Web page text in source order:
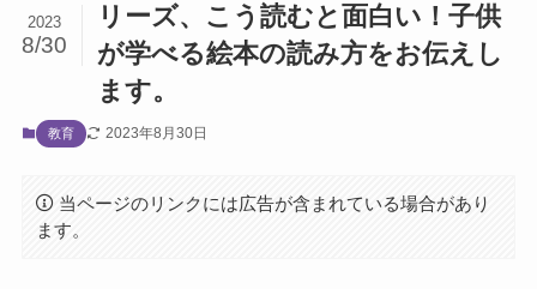
リーズ、こう読むと面白い！子供
が学べる絵本の読み方をお伝えし
ます。
2023
8/30
教育 2023年8月30日
当ページのリンクには広告が含まれている場合があり
ます。